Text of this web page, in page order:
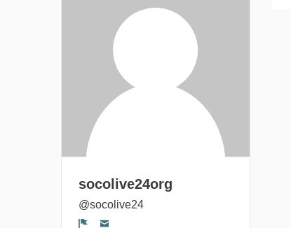
socolive24org
@socolive24